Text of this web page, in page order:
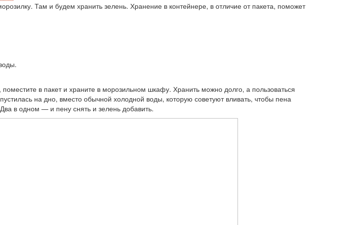
Там и будем хранить зелень. Хранение в контейнере, в отличие от пакета, поможет
в пакет и храните в морозильном шкафу. Хранить можно долго, а пользоваться
на дно, вместо обычной холодной воды, которую советуют вливать, чтобы пена
в одном — и пену снять и зелень добавить.